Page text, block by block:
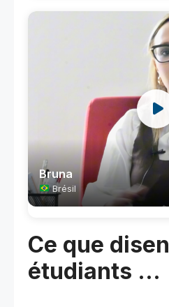
Bruna
Brésil
Ce que
étudiants ...